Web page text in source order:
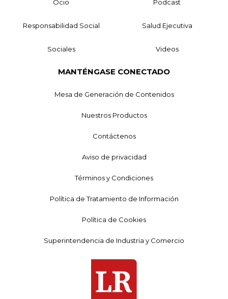
Ocio Podcast
Responsabilidad Social Salud Ejecutiva
Sociales Videos
MANTÉNGASE CONECTADO
Mesa de Generación de Contenidos
Nuestros Productos
Contáctenos
Aviso de privacidad
Términos y Condiciones
Política de Tratamiento de Información
Política de Cookies
Superintendencia de Industria y Comercio